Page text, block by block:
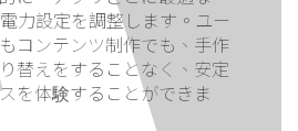
力設定を調整します。ユー
コンテンツ制作でも、手作
替えをすることなく、安定
を体験することができま